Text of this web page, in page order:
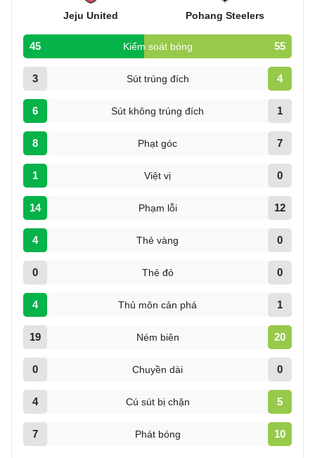
Jeju United Pohang Steelers
45 Kiểm soát bóng 55
3 Sút trúng đích 4
6 Sút không trúng đích 1
8 Phạt góc 7
1 Việt vị 0
14 Phạm lỗi 12
4 Thẻ vàng 0
0 Thẻ đỏ 0
4 Thủ môn cản phá 1
19 Ném biên 20
0 Chuyền dài 0
4 Cú sút bị chặn 5
7 Phát bóng 10